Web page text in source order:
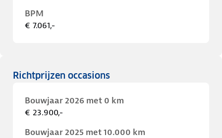
BPM
€ 7.061,-
Richtprijzen occasions
Bouwjaar 2026 met 0 km
€ 23.900,-
Bouwjaar 2025 met 10.000 km